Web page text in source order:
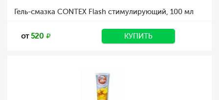
Гель-смазка CONTEX Flash стимулирующий, 100 мл
от520 КУПИТЬ